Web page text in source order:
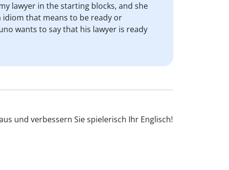
lawyer in the starting blocks, and she
idiom that means to be ready or
wants to say that his lawyer is ready
und verbessern Sie spielerisch Ihr Englisch!